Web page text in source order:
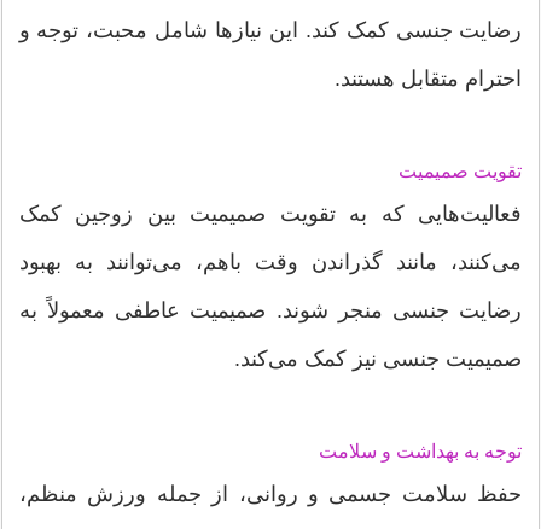
رضایت جنسی کمک کند. این نیازها شامل محبت، توجه و
احترام متقابل هستند.
تقویت صمیمیت
فعالیت‌هایی که به تقویت صمیمیت بین زوجین کمک
می‌کنند، مانند گذراندن وقت باهم، می‌توانند به بهبود
رضایت جنسی منجر شوند. صمیمیت عاطفی معمولاً به
صمیمیت جنسی نیز کمک می‌کند.
توجه به بهداشت و سلامت
حفظ سلامت جسمی و روانی، از جمله ورزش منظم،